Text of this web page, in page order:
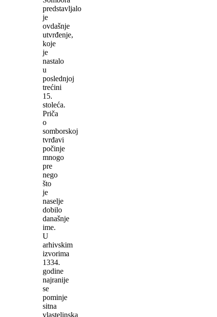
predstavljalo
je
ovdašnje
utvrđenje,
koje
je
nastalo
u
poslednjoj
trećini
15.
stoleća.
Priča
o
somborskoj
tvrđavi
počinje
mnogo
pre
nego
što
je
naselje
dobilo
današnje
ime.
U
arhivskim
izvorima
1334.
godine
najranije
se
pominje
sitna
vlastelinska